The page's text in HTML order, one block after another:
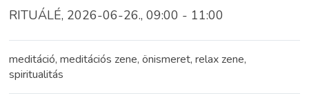
RITUÁLÉ, 2026-06-26., 09:00 - 11:00
meditáció, meditációs zene, önismeret, relax zene,
spiritualitás